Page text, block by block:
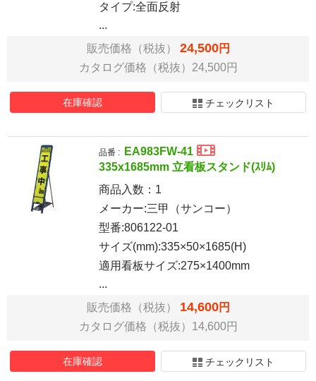
タイプ:全面反射
...
販売価格（税抜） 24,500円
カタログ価格（税抜）24,500円
在庫確認 チェックリスト
品番 :
EA983FW-41
335x1685mm 立看板スタンド(ｽﾘﾑ)
商品入数： 1
メーカー:三甲（サンコー）
型番:806122-01
サイズ(mm):335×50×1685(H)
適用看板サイズ:275×1400mm
...
販売価格（税抜） 14,600円
カタログ価格（税抜）14,600円
在庫確認 チェックリスト